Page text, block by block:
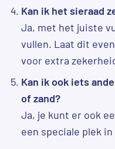
Kan ik het sieraad
Ja, met het juiste
vullen. Laat dit
voor extra
Kan ik ook iets
of zand?
Ja, je kunt er ook
een speciale plek